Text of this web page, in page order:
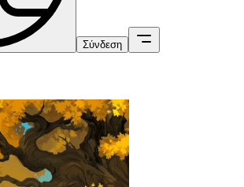
Σύνδεση